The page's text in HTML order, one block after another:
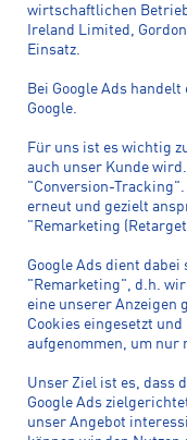
wirtschaftlichen
Ireland Limited,
Einsatz.
Bei Google Ads
Google.
Für uns ist es wichtig
auch unser Kunde
"Conversion-
erneut und gezielt
"Remarketing
Google Ads dient dabei
"Remarketing", d.h.
eine unserer Anzeigen
Cookies eingesetzt
aufgenommen, um nur
Unser Ziel ist es, dass
Google Ads
unser Angebot